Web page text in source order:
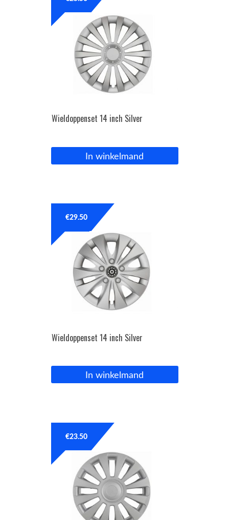
Wieldoppenset 14 inch Silver
In winkelmand
Wieldoppenset 14 inch Silver
€29.50
In winkelmand
€23.50